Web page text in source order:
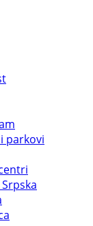
parkovi